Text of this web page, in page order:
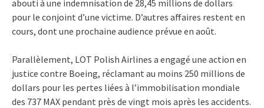
abouti à une indemnisation de 28,45 millions de dollars
pour le conjoint d’une victime. D’autres affaires restent en
cours, dont une prochaine audience prévue en août.
Parallèlement, LOT Polish Airlines a engagé une action en
justice contre Boeing, réclamant au moins 250 millions de
dollars pour les pertes liées à l’immobilisation mondiale
des 737 MAX pendant près de vingt mois après les accidents.